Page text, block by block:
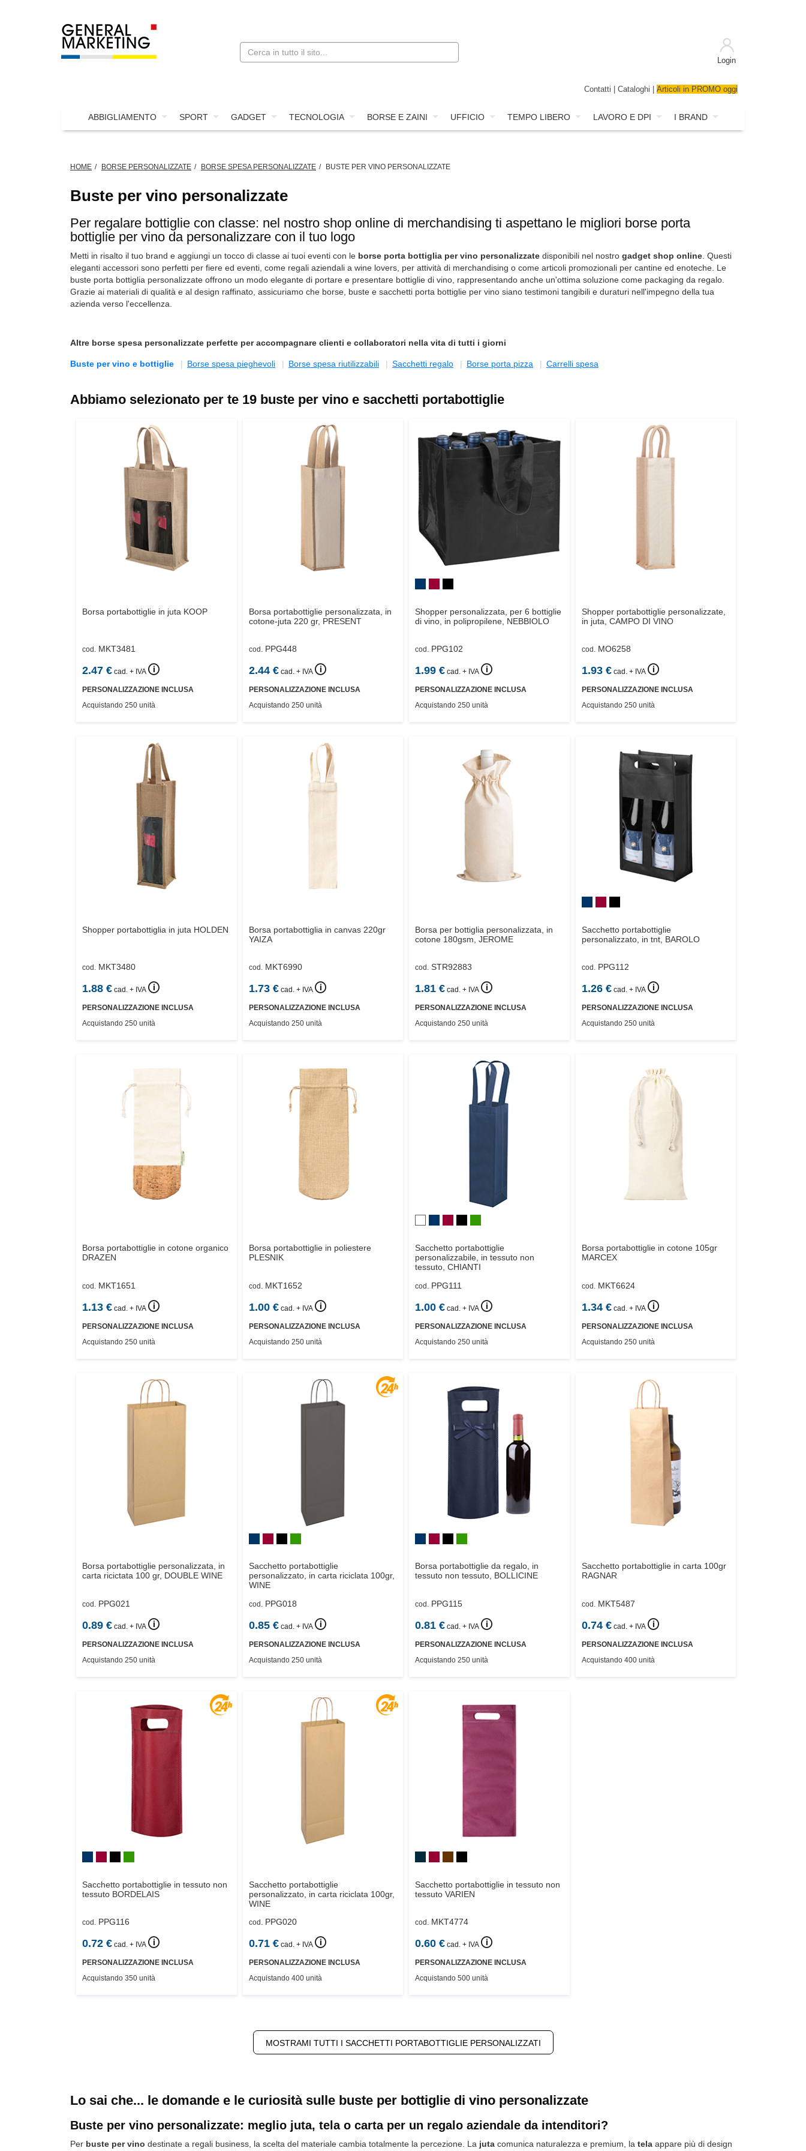
Login
Contatti Cataloghi Articoli in PROMO oggi
ABBIGLIAMENTO SPORT GADGET TECNOLOGIA BORSE E ZAINI UFFICIO TEMPO LIBERO LAVORO E DPI I BRAND
HOME BORSE PERSONALIZZATE BORSE SPESA PERSONALIZZATE BUSTE PER VINO PERSONALIZZATE
Buste per vino personalizzate
Per regalare bottiglie con classe: nel nostro shop online di merchandising ti aspettano le migliori borse porta
bottiglie per vino da personalizzare con il tuo logo
Metti in risalto il tuo brand e aggiungi un tocco di classe ai tuoi eventi con le borse porta bottiglia per vino personalizzate disponibili nel nostro gadget shop online . Questi
eleganti accessori sono perfetti per fiere ed eventi, come regali aziendali a wine lovers, per attività di merchandising o come articoli promozionali per cantine ed enoteche. Le
buste porta bottiglia personalizzate offrono un modo elegante di portare e presentare bottiglie di vino, rappresentando anche un'ottima soluzione come packaging da regalo.
Grazie ai materiali di qualità e al design raffinato, assicuriamo che borse, buste e sacchetti porta bottiglie per vino siano testimoni tangibili e duraturi nell'impegno della tua
azienda verso l'eccellenza.
Altre borse spesa personalizzate perfette per accompagnare clienti e collaboratori nella vita di tutti i giorni
Buste per vino e bottiglie Borse spesa pieghevoli Borse spesa riutilizzabili Sacchetti regalo Borse porta pizza Carrelli spesa
Abbiamo selezionato per te 19 buste per vino e sacchetti portabottiglie
Borsa portabottiglie in juta KOOP
cod. MKT3481
2.47 € cad. + IVA 🛈
PERSONALIZZAZIONE INCLUSA
Acquistando 250 unità
Borsa portabottiglie personalizzata, in
cotone-juta 220 gr, PRESENT
cod. PPG448
2.44€ cad. + IVA 🛈
PERSONALIZZAZIONE INCLUSA
Acquistando 250 unità
Shopper personalizzata, per 6 bottiglie
di vino, in polipropilene, NEBBIOLO
cod. PPG102
1.99 € cad. + IVA 🛈
PERSONALIZZAZIONE INCLUSA
Acquistando 250 unità
Shopper portabottiglie personalizzate,
in juta, CAMPO DI VINO
cod. MO6258
1.93€ cad. + IVA 🛈
PERSONALIZZAZIONE INCLUSA
Acquistando 250 unità
Shopper portabottiglia in juta HOLDEN
cod. MKT3480
1.88 € cad. + IVA 🛈
PERSONALIZZAZIONE INCLUSA
Acquistando 250 unità
Borsa portabottiglia in canvas 220gr
YAIZA
cod. MKT6990
1.73€ cad. + IVA 🛈
PERSONALIZZAZIONE INCLUSA
Acquistando 250 unità
Borsa per bottiglia personalizzata, in
cotone 180gsm, JEROME
cod. STR92883
1.81 € cad. + IVA 🛈
PERSONALIZZAZIONE INCLUSA
Acquistando 250 unità
Sacchetto portabottiglie
personalizzato, in tnt, BAROLO
cod. PPG112
1.26€ cad. + IVA 🛈
PERSONALIZZAZIONE INCLUSA
Acquistando 250 unità
Borsa portabottiglie in cotone organico
DRAZEN
cod. MKT1651
1.13 € cad. + IVA 🛈
PERSONALIZZAZIONE INCLUSA
Acquistando 250 unità
Borsa portabottiglie in poliestere
PLESNIK
cod. MKT1652
1.00€ cad. + IVA 🛈
PERSONALIZZAZIONE INCLUSA
Acquistando 250 unità
Sacchetto portabottiglie
personalizzabile, in tessuto non
tessuto, CHIANTI
cod. PPG111
1.00 € cad. + IVA 🛈
PERSONALIZZAZIONE INCLUSA
Acquistando 250 unità
Borsa portabottiglie in cotone 105gr
MARCEX
cod. MKT6624
1.34€ cad. + IVA 🛈
PERSONALIZZAZIONE INCLUSA
Acquistando 250 unità
Borsa portabottiglie personalizzata, in
carta ricictata 100 gr, DOUBLE WINE
cod. PPG021
0.89 € cad. + IVA 🛈
PERSONALIZZAZIONE INCLUSA
Acquistando 250 unità
Sacchetto portabottiglie
personalizzato, in carta riciclata 100gr,
WINE
cod. PPG018
0.85€ cad. + IVA 🛈
PERSONALIZZAZIONE INCLUSA
Acquistando 250 unità
Borsa portabottiglie da regalo, in
tessuto non tessuto, BOLLICINE
cod. PPG115
0.81 € cad. + IVA 🛈
PERSONALIZZAZIONE INCLUSA
Acquistando 250 unità
Sacchetto portabottiglie in carta 100gr
RAGNAR
cod. MKT5487
0.74€ cad. + IVA 🛈
PERSONALIZZAZIONE INCLUSA
Acquistando 400 unità
Sacchetto portabottiglie in tessuto non
tessuto BORDELAIS
cod. PPG116
0.72 € cad. + IVA 🛈
PERSONALIZZAZIONE INCLUSA
Acquistando 350 unità
Sacchetto portabottiglie
personalizzato, in carta riciclata 100gr,
WINE
cod. PPG020
0.71€ cad. + IVA 🛈
PERSONALIZZAZIONE INCLUSA
Acquistando 400 unità
Sacchetto portabottiglie in tessuto non
tessuto VARIEN
cod. MKT4774
0.60 € cad. + IVA 🛈
PERSONALIZZAZIONE INCLUSA
Acquistando 500 unità
MOSTRAMI TUTTI I SACCHETTI PORTABOTTIGLIE PERSONALIZZATI
Lo sai che... le domande e le curiosità sulle buste per bottiglie di vino personalizzate
Buste per vino personalizzate: meglio juta, tela o carta per un regalo aziendale da intenditori?
Per buste per vino destinate a regali business, la scelta del materiale cambia totalmente la percezione. La juta comunica naturalezza e premium, la tela appare più di design